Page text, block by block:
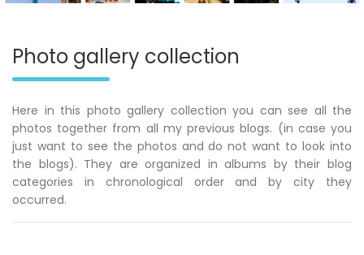
Photo gallery collection
Here in this photo gallery collection you can see all the
photos together from all my previous blogs. (in case you
just want to see the photos and do not want to look into
the blogs). They are organized in albums by their blog
categories in chronological order and by city they
occurred.